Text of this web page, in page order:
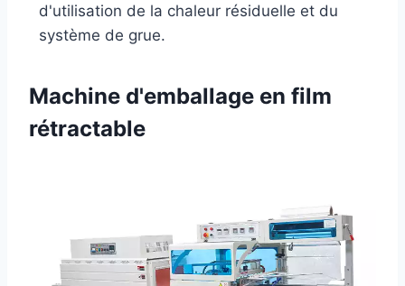
d'utilisation de la chaleur résiduelle et du
système de grue.
Machine d'emballage en film
rétractable